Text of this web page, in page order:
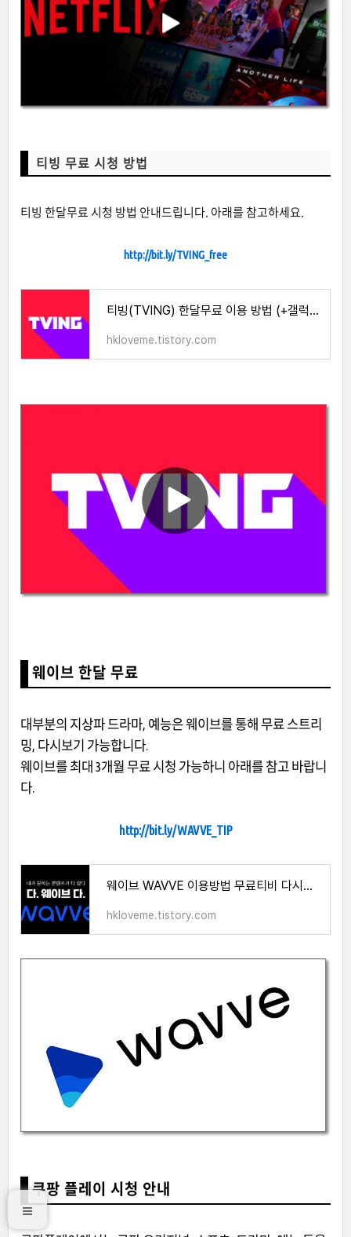
티빙 무료 시청 방법
티빙 한달무료 시청 방법 안내드립니다. 아래를 참고하세요.
http://bit.ly/TVING_free
티빙(TVING) 한달무료 이용 방법 (+갤럭시, 아이폰)
hkloveme.tistory.com
웨이브 한달 무료
대부분의 지상파 드라마, 예능은 웨이브를 통해 무료 스트리
밍, 다시보기 가능합니다.
웨이브를 최대 3개월 무료 시청 가능하니 아래를 참고 바랍니
다.
http://bit.ly/WAVVE_TIP
웨이브 WAVVE 이용방법 무료티비 다시보기 3개월 100원 할인꿀팁
hkloveme.tistory.com
쿠팡 플레이 시청 안내